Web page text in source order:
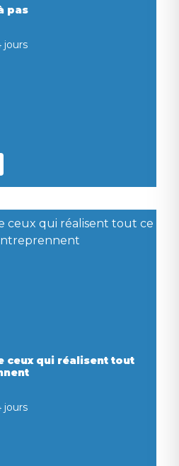
pas
jours
ceux qui réalisent tout
jours